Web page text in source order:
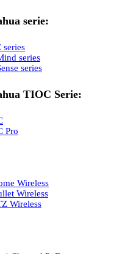
serie:
series
series
series
TIOC Serie:
Pro
Wireless
Wireless
Wireless